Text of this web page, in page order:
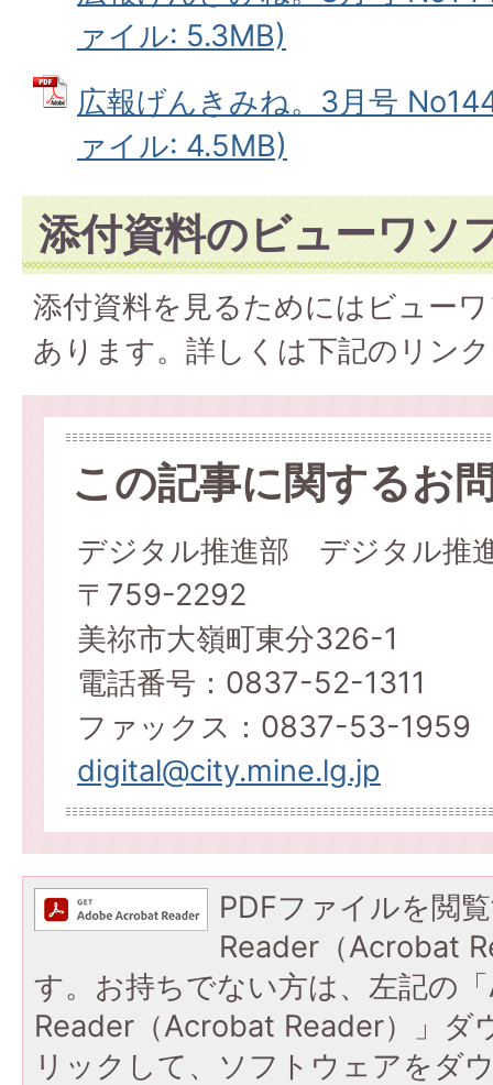
ァイル: 5.3MB)
広報げんきみね。3月号
ァイル: 4.5MB)
添付資料のビューワソ
添付資料を見るためにはビュー
あります。詳しくは下記のリン
この記事に関するお
デジタル推進部 デジタル推
〒759-2292
美祢市大嶺町東分326-1
電話番号：0837-52-1311
ファックス：0837-53-1959
digital@city.mine.lg.jp
PDFファイルを閲
Reader（Acrobat
す。お持ちでない方は、左記の
Reader（Acrobat Reader）」ダ
リックして、ソフトウェアをダ